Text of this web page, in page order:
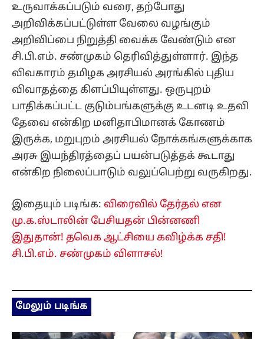
உருவாக்கப்படும் வரை, தற்போது
அறிவிக்கப்பட்டுள்ள வேலை வழங்கும்
அறிவிப்பை நிறுத்தி வைக்க வேண்டும் என
சி.பி.எம். சண்முகம் தெரிவித்துள்ளார். இந்த
விவகாரம் தமிழக அரசியல் அரங்கில் புதிய
விவாதத்தை கிளப்பியுள்ளது. ஒருபுறம்
பாதிக்கப்பட்ட குடும்பங்களுக்கு உடனடி உதவி
தேவை என்கிற மனிதாபிமானக் கோணம்
இருக்க, மறுபுறம் அரசியல் நோக்கங்களுக்காக
அரசு இயந்திரத்தைப் பயன்படுத்தக் கூடாது
என்கிற நிலைப்பாடும் வலுப்பெற்று வருகிறது.
இதையும் படிங்க: விரைவில் தேர்தல் என
மு.க.ஸ்டாலின் பேசியதன் பின்னணி
இதுதான்! தவெக ஆட்சியை கவிழ்க்க சதி!
சி.பி.எம். சண்முகம் விளாசல்!
மேலும் படிங்க